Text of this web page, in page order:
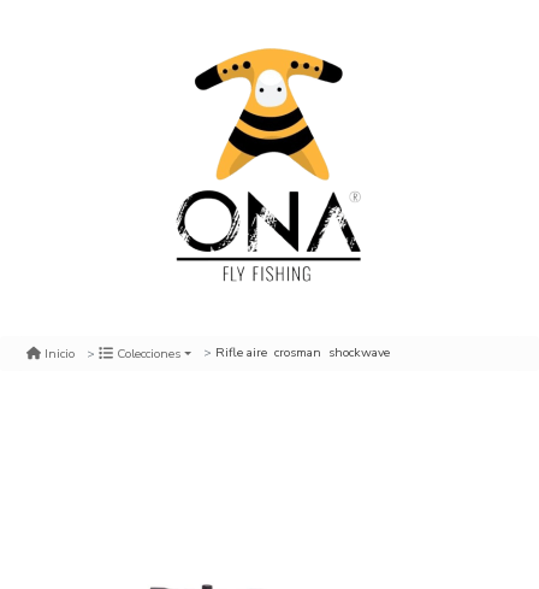
Inicio Colecciones Rifle aire crosman shockwave